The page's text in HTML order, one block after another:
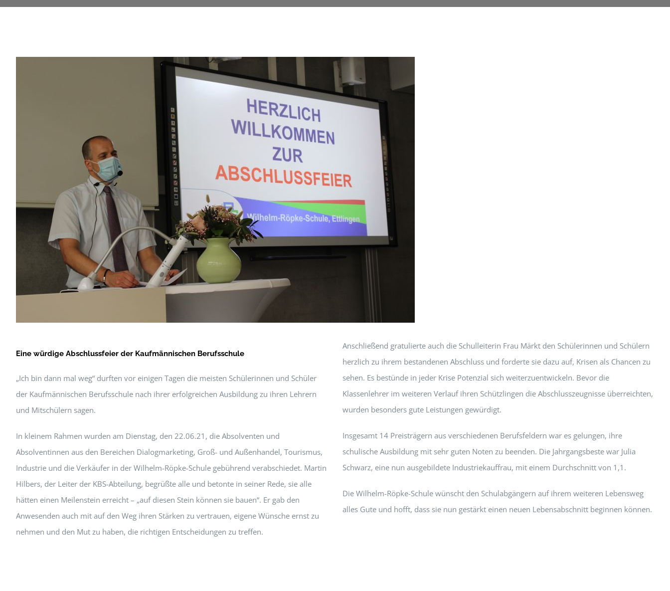
Eine würdige Abschlussfeier der Kaufmännischen Berufsschule
„Ich bin dann mal weg“ durften vor einigen Tagen die meisten Schülerinnen und Schüler
der Kaufmännischen Berufsschule nach ihrer erfolgreichen Ausbildung zu ihren Lehrern
und Mitschülern sagen.
In kleinem Rahmen wurden am Dienstag, den 22.06.21, die Absolventen und
Absolventinnen aus den Bereichen Dialogmarketing, Groß- und Außenhandel, Tourismus,
Industrie und die Verkäufer in der Wilhelm-Röpke-Schule gebührend verabschiedet. Martin
Hilbers, der Leiter der KBS-Abteilung, begrüßte alle und betonte in seiner Rede, sie alle
hätten einen Meilenstein erreicht – „auf diesen Stein können sie bauen“. Er gab den
Anwesenden auch mit auf den Weg ihren Stärken zu vertrauen, eigene Wünsche ernst zu
nehmen und den Mut zu haben, die richtigen Entscheidungen zu treffen.
Anschließend gratulierte auch die Schulleiterin Frau Märkt den Schülerinnen und Schülern
herzlich zu ihrem bestandenen Abschluss und forderte sie dazu auf, Krisen als Chancen zu
sehen. Es bestünde in jeder Krise Potenzial sich weiterzuentwickeln. Bevor die
Klassenlehrer im weiteren Verlauf ihren Schützlingen die Abschlusszeugnisse überreichten,
wurden besonders gute Leistungen gewürdigt.
Insgesamt 14 Preisträgern aus verschiedenen Berufsfeldern war es gelungen, ihre
schulische Ausbildung mit sehr guten Noten zu beenden. Die Jahrgangsbeste war Julia
Schwarz, eine nun ausgebildete Industriekauffrau, mit einem Durchschnitt von 1,1.
Die Wilhelm-Röpke-Schule wünscht den Schulabgängern auf ihrem weiteren Lebensweg
alles Gute und hofft, dass sie nun gestärkt einen neuen Lebensabschnitt beginnen können.